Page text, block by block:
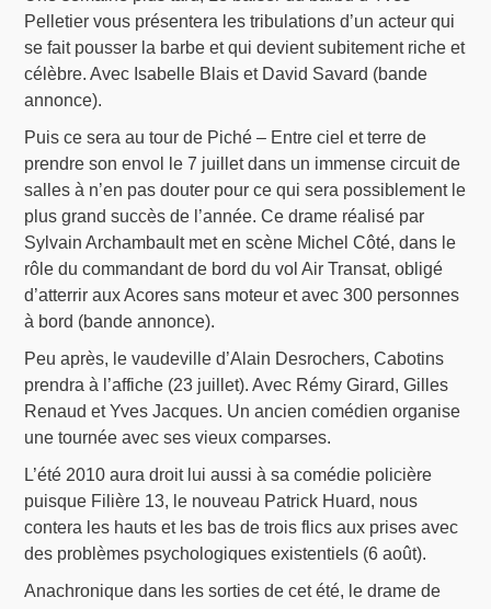
Pelletier vous présentera les tribulations d’un acteur qui
se fait pousser la barbe et qui devient subitement riche et
célèbre. Avec Isabelle Blais et David Savard (bande
annonce).
Puis ce sera au tour de Piché – Entre ciel et terre de
prendre son envol le 7 juillet dans un immense circuit de
salles à n’en pas douter pour ce qui sera possiblement le
plus grand succès de l’année. Ce drame réalisé par
Sylvain Archambault met en scène Michel Côté, dans le
rôle du commandant de bord du vol Air Transat, obligé
d’atterrir aux Acores sans moteur et avec 300 personnes
à bord (bande annonce).
Peu après, le vaudeville d’Alain Desrochers, Cabotins
prendra à l’affiche (23 juillet). Avec Rémy Girard, Gilles
Renaud et Yves Jacques. Un ancien comédien organise
une tournée avec ses vieux comparses.
L’été 2010 aura droit lui aussi à sa comédie policière
puisque Filière 13, le nouveau Patrick Huard, nous
contera les hauts et les bas de trois flics aux prises avec
des problèmes psychologiques existentiels (6 août).
Anachronique dans les sorties de cet été, le drame de